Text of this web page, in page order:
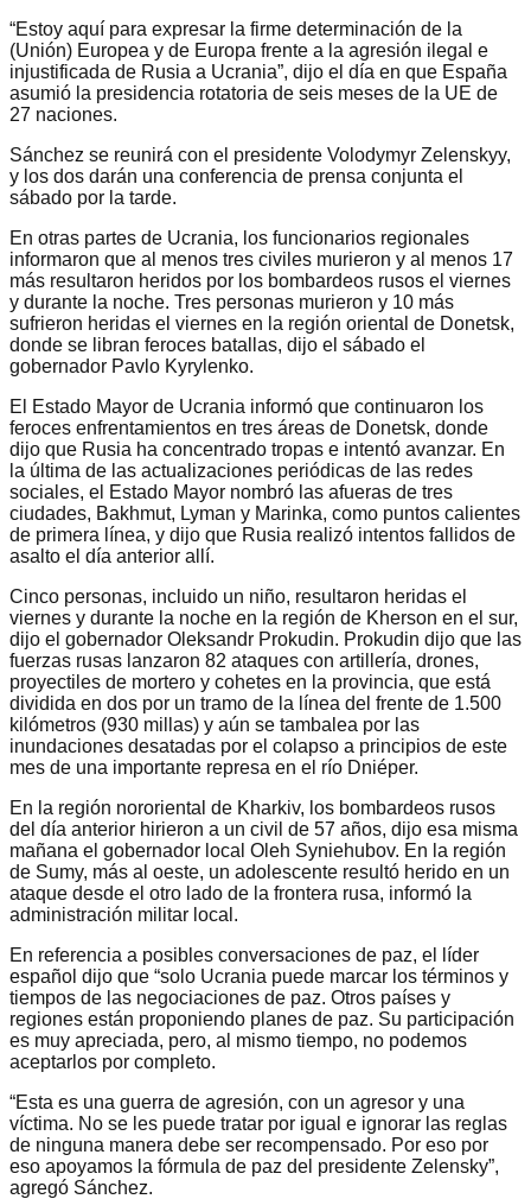
“Estoy aquí para expresar la firme determinación de la
(Unión) Europea y de Europa frente a la agresión ilegal e
injustificada de Rusia a Ucrania”, dijo el día en que España
asumió la presidencia rotatoria de seis meses de la UE de
27 naciones.
Sánchez se reunirá con el presidente Volodymyr Zelenskyy,
y los dos darán una conferencia de prensa conjunta el
sábado por la tarde.
En otras partes de Ucrania, los funcionarios regionales
informaron que al menos tres civiles murieron y al menos 17
más resultaron heridos por los bombardeos rusos el viernes
y durante la noche. Tres personas murieron y 10 más
sufrieron heridas el viernes en la región oriental de Donetsk,
donde se libran feroces batallas, dijo el sábado el
gobernador Pavlo Kyrylenko.
El Estado Mayor de Ucrania informó que continuaron los
feroces enfrentamientos en tres áreas de Donetsk, donde
dijo que Rusia ha concentrado tropas e intentó avanzar. En
la última de las actualizaciones periódicas de las redes
sociales, el Estado Mayor nombró las afueras de tres
ciudades, Bakhmut, Lyman y Marinka, como puntos calientes
de primera línea, y dijo que Rusia realizó intentos fallidos de
asalto el día anterior allí.
Cinco personas, incluido un niño, resultaron heridas el
viernes y durante la noche en la región de Kherson en el sur,
dijo el gobernador Oleksandr Prokudin. Prokudin dijo que las
fuerzas rusas lanzaron 82 ataques con artillería, drones,
proyectiles de mortero y cohetes en la provincia, que está
dividida en dos por un tramo de la línea del frente de 1.500
kilómetros (930 millas) y aún se tambalea por las
inundaciones desatadas por el colapso a principios de este
mes de una importante represa en el río Dniéper.
En la región nororiental de Kharkiv, los bombardeos rusos
del día anterior hirieron a un civil de 57 años, dijo esa misma
mañana el gobernador local Oleh Syniehubov. En la región
de Sumy, más al oeste, un adolescente resultó herido en un
ataque desde el otro lado de la frontera rusa, informó la
administración militar local.
En referencia a posibles conversaciones de paz, el líder
español dijo que “solo Ucrania puede marcar los términos y
tiempos de las negociaciones de paz. Otros países y
regiones están proponiendo planes de paz. Su participación
es muy apreciada, pero, al mismo tiempo, no podemos
aceptarlos por completo.
“Esta es una guerra de agresión, con un agresor y una
víctima. No se les puede tratar por igual e ignorar las reglas
de ninguna manera debe ser recompensado. Por eso por
eso apoyamos la fórmula de paz del presidente Zelensky”,
agregó Sánchez.